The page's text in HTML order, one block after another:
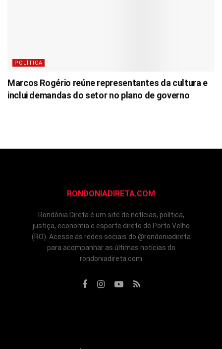
POLÍTICA
Marcos Rogério reúne representantes da cultura e
inclui demandas do setor no plano de governo
RONDONIADIRETA.COM
Rondônia Direta é um site de notícias, política,
justiça, economia e esporte direto de Porto Velho
(RO). Acesse as redes sociais do @rondoniadireta
para acompanhar as últimas notícias do
rondoniadireta.com